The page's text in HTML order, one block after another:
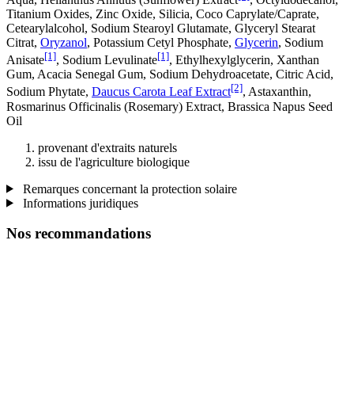
Titanium Oxides, Zinc Oxide, Silicia, Coco Caprylate/Caprate,
Cetearylalcohol, Sodium Stearoyl Glutamate, Glyceryl Stearat
Citrat, Oryzanol, Potassium Cetyl Phosphate, Glycerin, Sodium
Anisate[1], Sodium Levulinate[1], Ethylhexylglycerin, Xanthan
Gum, Acacia Senegal Gum, Sodium Dehydroacetate, Citric Acid,
Sodium Phytate, Daucus Carota Leaf Extract[2], Astaxanthin,
Rosmarinus Officinalis (Rosemary) Extract, Brassica Napus Seed
Oil
provenant d'extraits naturels
issu de l'agriculture biologique
Remarques concernant la protection solaire
Informations juridiques
Nos recommandations